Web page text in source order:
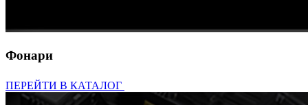
Фонари
ПЕРЕЙТИ В КАТАЛОГ